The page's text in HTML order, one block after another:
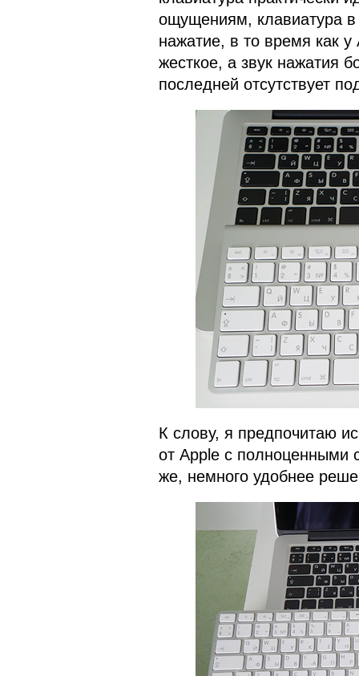
ощущениям, клавиатура в
нажатие, в то время как
жесткое, а звук нажатия
последней отсутствует
К слову, я предпочитаю
от Apple с полноценными
же, немного удобнее